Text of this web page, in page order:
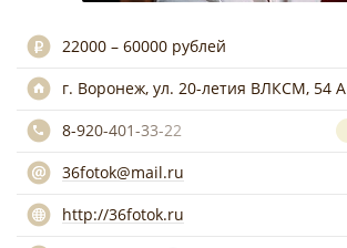
22000 – 60000 рублей
г. Воронеж, ул. 20-летия ВЛКСМ, 54 А
8-920-401-33-22
36fotok@mail.ru
http://36fotok.ru